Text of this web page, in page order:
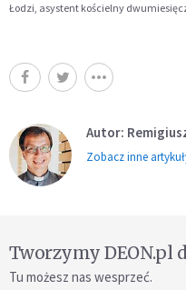
Łodzi, asystent kościelny
Autor:
Zobacz inne
Tworzymy DEON.pl
Tu możesz nas wesprzeć.